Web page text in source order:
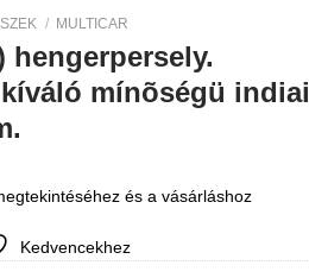
/ MULTICAR
hengerpersely.
mínõségü indiai
és a vásárláshoz
Kedvencekhez